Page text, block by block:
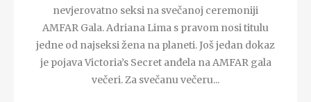
nevjerovatno seksi na svečanoj ceremoniji
AMFAR Gala. Adriana Lima s pravom nosi titulu
jedne od najseksi žena na planeti. Još jedan dokaz
je pojava Victoria’s Secret anđela na AMFAR gala
večeri. Za svečanu večeru...